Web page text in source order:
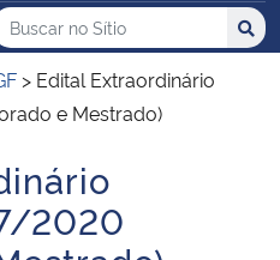
Sítio no no Sítio
> Edital Extraordinário
e Mestrado)
2020